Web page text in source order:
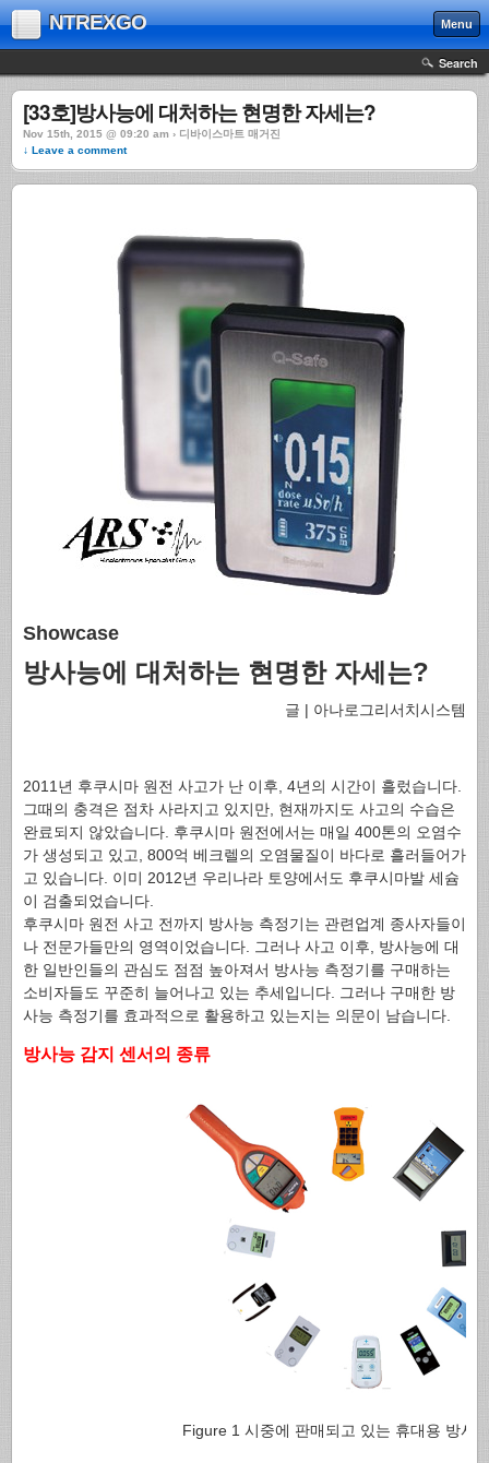
NTREXGO Menu
Search
[33호]방사능에 대처하는 현명한 자세는?
Nov 15th, 2015 @ 09:20 am › 디바이스마트 매거진
↓ Leave a comment
Showcase
방사능에 대처하는 현명한 자세는?
글 | 아나로그리서치시스템
2011년 후쿠시마 원전 사고가 난 이후, 4년의 시간이 흘렀습니다.
그때의 충격은 점차 사라지고 있지만, 현재까지도 사고의 수습은
완료되지 않았습니다. 후쿠시마 원전에서는 매일 400톤의 오염수
가 생성되고 있고, 800억 베크렐의 오염물질이 바다로 흘러들어가
고 있습니다. 이미 2012년 우리나라 토양에서도 후쿠시마발 세슘
이 검출되었습니다.
후쿠시마 원전 사고 전까지 방사능 측정기는 관련업계 종사자들이
나 전문가들만의 영역이었습니다. 그러나 사고 이후, 방사능에 대
한 일반인들의 관심도 점점 높아져서 방사능 측정기를 구매하는
소비자들도 꾸준히 늘어나고 있는 추세입니다. 그러나 구매한 방
사능 측정기를 효과적으로 활용하고 있는지는 의문이 남습니다.
방사능 감지 센서의 종류
Figure 1 시중에 판매되고 있는 휴대용 방사